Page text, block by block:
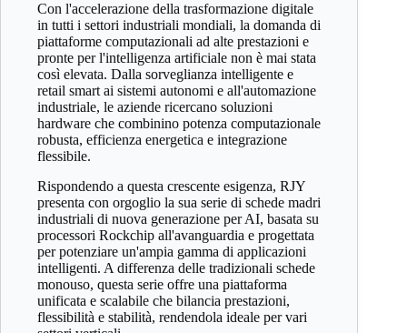
Con l'accelerazione della trasformazione digitale
in tutti i settori industriali mondiali, la domanda di
piattaforme computazionali ad alte prestazioni e
pronte per l'intelligenza artificiale non è mai stata
così elevata. Dalla sorveglianza intelligente e
retail smart ai sistemi autonomi e all'automazione
industriale, le aziende ricercano soluzioni
hardware che combinino potenza computazionale
robusta, efficienza energetica e integrazione
flessibile.
Rispondendo a questa crescente esigenza, RJY
presenta con orgoglio la sua serie di schede madri
industriali di nuova generazione per AI, basata su
processori Rockchip all'avanguardia e progettata
per potenziare un'ampia gamma di applicazioni
intelligenti. A differenza delle tradizionali schede
monouso, questa serie offre una piattaforma
unificata e scalabile che bilancia prestazioni,
flessibilità e stabilità, rendendola ideale per vari